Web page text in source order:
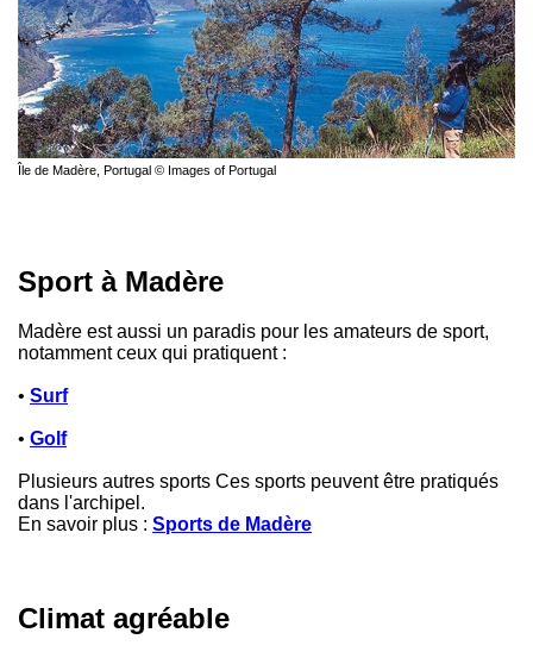
Île de Madère, Portugal © Images of Portugal
Sport à Madère
Madère est aussi un paradis pour les amateurs de sport,
notamment ceux qui pratiquent :
• Surf
• Golf
Plusieurs autres sports Ces sports peuvent être pratiqués
dans l'archipel.
En savoir plus : Sports de Madère
Climat agréable